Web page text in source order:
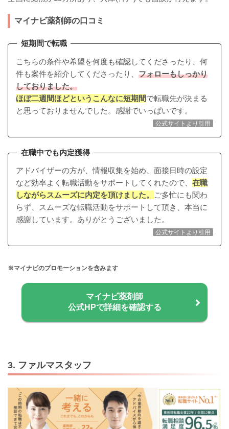
マイナビ薬剤師の口コミ
短期間で転職
こちらの条件や希望を何度も確認してくださったり、何
件も案件を紹介してくださったり、 フォローもしっかり
しておりました。
ほぼ二週間ほどというこんなに短期間で転職先が決まる
と思っておりませんでした。感謝でいっぱいです。
公式サイトより引用
在職中でも内定獲得
アドバイザーの方が、情報収集を始め、面接日時の設定
など効率よく転職活動をサポートしてくれたので、 在職
しながらスムーズに内定を頂けました。
ご多忙にも関わ
らず、スムーズな転職活動をサポートして頂き、本当に
感謝しています。ありがとうございました。
公式サイトより引用
※マイナビのプロモーションを含みます
マイナビ薬剤師
公式HPで詳細を確認する
3. ファルマスタッフ